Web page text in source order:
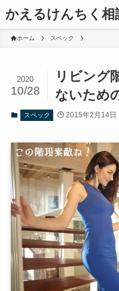
かえるけんちく相
ホーム スペック
リビング
ないため
2020
10/28
スペック 2015年2月14日